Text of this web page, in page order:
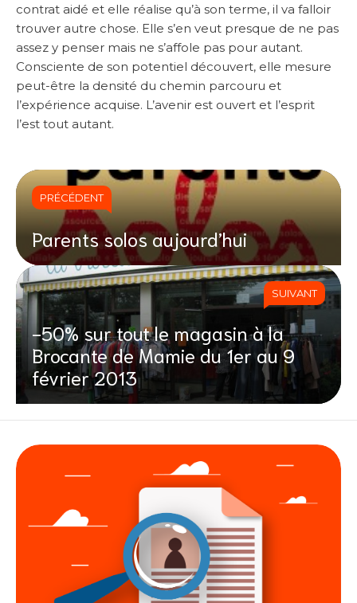
contrat aidé et elle réalise qu’à son terme, il va falloir
trouver autre chose. Elle s’en veut presque de ne pas
assez y penser mais ne s’affole pas pour autant.
Consciente de son potentiel découvert, elle mesure
peut-être la densité du chemin parcouru et
l’expérience acquise. L’avenir est ouvert et l’esprit
l’est tout autant.
PRÉCÉDENT
Parents solos aujourd’hui
SUIVANT
-50% sur tout le magasin à la
Brocante de Mamie du 1er au 9
février 2013